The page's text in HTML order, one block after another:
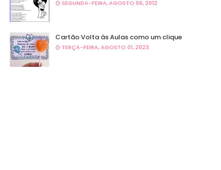
SEGUNDA-FEIRA, AGOSTO 06, 2012
Cartão Volta às Aulas como um clique
TERÇA-FEIRA, AGOSTO 01, 2023